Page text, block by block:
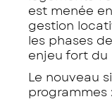
est menée
gestion
les phases
enjeu fort du
Le nouveau
programmes :